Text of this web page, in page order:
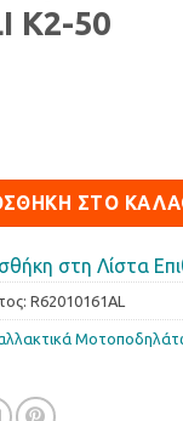
K2-50
ΣΤΟ
στη Λίστα
R62010161AL